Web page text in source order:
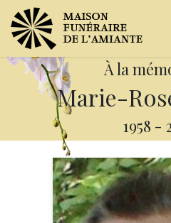
À la
Marie-
1958 -